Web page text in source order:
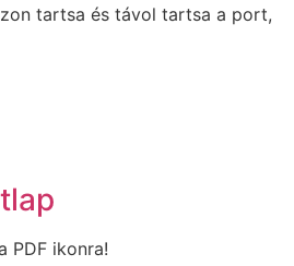
tartsa és távol tartsa a port,
PDF ikonra!